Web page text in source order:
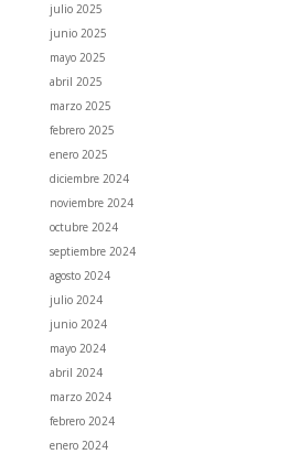
julio 2025
junio 2025
mayo 2025
abril 2025
marzo 2025
febrero 2025
enero 2025
diciembre 2024
noviembre 2024
octubre 2024
septiembre 2024
agosto 2024
julio 2024
junio 2024
mayo 2024
abril 2024
marzo 2024
febrero 2024
enero 2024